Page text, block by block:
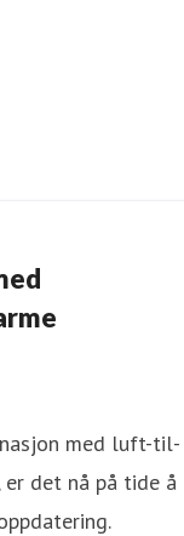
med luft-til-
det nå på tide å